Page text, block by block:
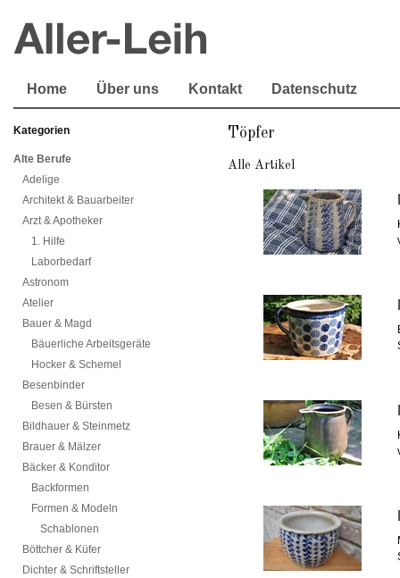
Home Über uns Kontakt Datenschutz
Kategorien
Alte Berufe
Adelige
Architekt & Bauarbeiter
Arzt & Apotheker
1. Hilfe
Laborbedarf
Astronom
Atelier
Bauer & Magd
Bäuerliche Arbeitsgeräte
Hocker & Schemel
Besenbinder
Besen & Bürsten
Bildhauer & Steinmetz
Brauer & Mälzer
Bäcker & Konditor
Backformen
Formen & Modeln
Schablonen
Böttcher & Küfer
Dichter & Schriftsteller
Töpfer
Alle Artikel